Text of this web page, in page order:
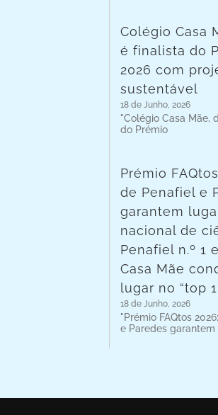
Colégio Casa
é finalista do
2026 com
sustentável
18 de Junho, 2026
"Colégio Casa Mãe,
do Prémio
Prémio
de Penafiel e
garantem
nacional de
Penafiel n.º 1
Casa Mãe
lugar no “top
18 de Junho, 2026
"Prémio FAQtos
e Paredes garantem